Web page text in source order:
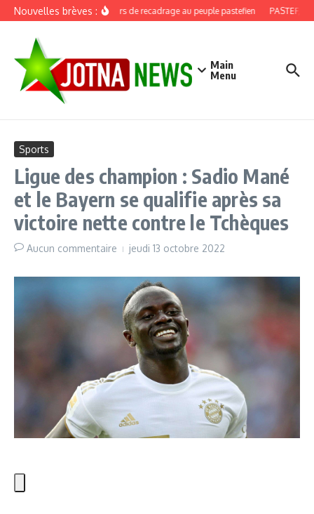
Aller au contenu
Nouvelles brèves :Discours de recadrage au peuple pastefien PASTEF,
Main
Menu
Sports
Ligue des champion : Sadio Mané
et le Bayern se qualifie après sa
victoire nette contre le Tchèques
Aucun commentaire jeudi 13 octobre 2022